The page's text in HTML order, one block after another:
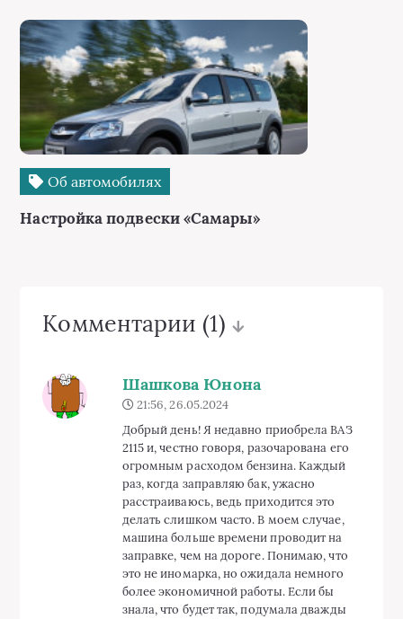
Об автомобилях
Настройка подвески «Самары»
Комментарии (1)
Шашкова Юнона
21:56, 26.05.2024
Добрый день! Я недавно приобрела ВАЗ
2115 и, честно говоря, разочарована его
огромным расходом бензина. Каждый
раз, когда заправляю бак, ужасно
расстраиваюсь, ведь приходится это
делать слишком часто. В моем случае,
машина больше времени проводит на
заправке, чем на дороге. Понимаю, что
это не иномарка, но ожидала немного
более экономичной работы. Если бы
знала, что будет так, подумала дважды